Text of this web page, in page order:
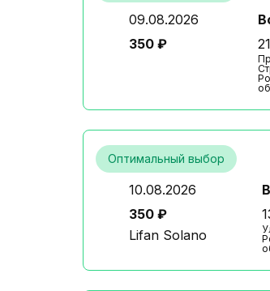
09.08.2026
350 ₽
Оптимальный выбор
10.08.2026
350 ₽
Lifan Solano